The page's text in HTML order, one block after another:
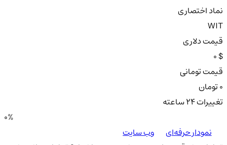
نماد اختصاری
WIT
قیمت دلاری
0 $
قیمت تومانی
تغییرات ۲۴ ساعته
0%
نمودار حرفه‌ای
وب سایت